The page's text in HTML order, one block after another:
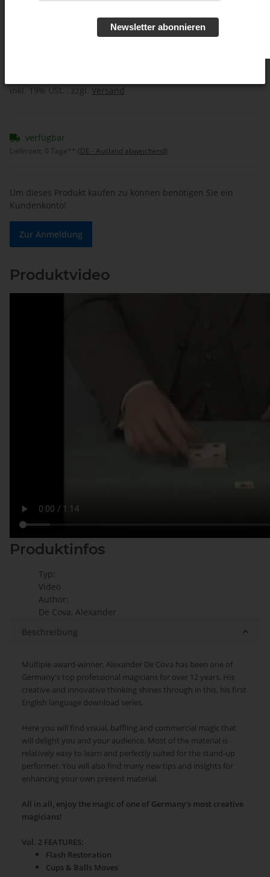
Close-Up (Downloads)
inkl. 19% USt. , zzgl. Versand
verfügbar
Lieferzeit: 0 Tage** (DE - Ausland abweichend)
Um dieses Produkt kaufen zu können benötigen Sie ein
Kundenkonto!
Zur Anmeldung
Produktvideo
Produktinfos
Typ:
Video
Author:
De Cova, Alexander
Beschreibung
Multiple award-winner, Alexander De Cova has been one of
Germany's top professional magicians for over 12 years. His
creative and innovative thinking shines through in this, his first
English language download series.
Here you will find visual, baffling and commercial magic that
will delight you and your audience. Most of the material is
relatively easy to learn and perfectly suited for the stand-up
performer. You will also find many new tips and insights for
enhancing your own present material.
All in all, enjoy the magic of one of Germany's most creative
magicians!
Vol. 2 FEATURES:
Flash Restoration
Cups & Balls Moves
Newsletter abonnieren